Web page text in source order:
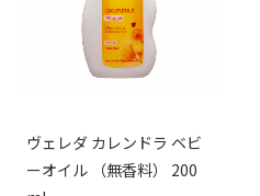
ヴェレダ カレンドラ ベビ
ーオイル （無香料） 200